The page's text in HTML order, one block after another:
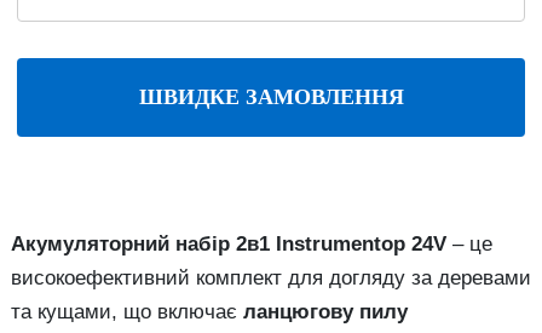
ШВИДКЕ ЗАМОВЛЕННЯ
Акумуляторний набір 2в1 Instrumentop 24V – це
високоефективний комплект для догляду за деревами
та кущами, що включає ланцюгову пилу